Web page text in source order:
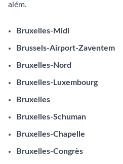
além.
Bruxelles-Midi
Brussels-Airport-Zaventem
Bruxelles-Nord
Bruxelles-Luxembourg
Bruxelles
Bruxelles-Schuman
Bruxelles-Chapelle
Bruxelles-Congrès